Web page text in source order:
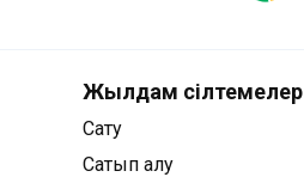
Жылдам сілтемелер
Сату
Сатып алу